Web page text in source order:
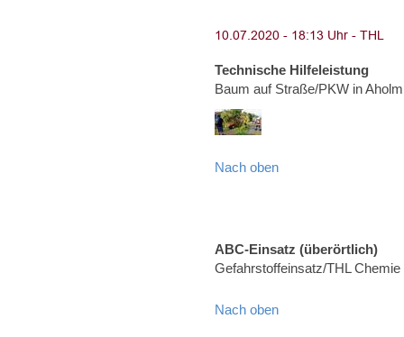
Technische Hilfeleistung
Baum auf Straße/PKW in
Nach oben
ABC-Einsatz (überörtlich)
Gefahrstoffeinsatz/THL
Nach oben